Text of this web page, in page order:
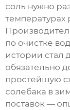
соль нужно
температурах
по очистке
истории стал
обязательно
простейшую
солебака в
поставок —